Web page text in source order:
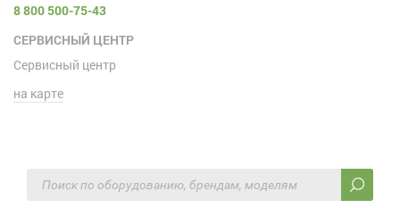
8 800 500-75-43
СЕРВИСНЫЙ ЦЕНТР
Сервисный центр
на карте